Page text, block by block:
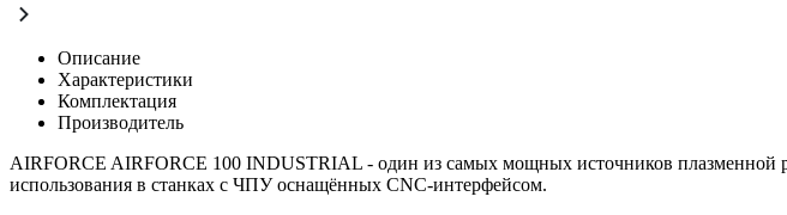
Описание
Характеристики
Комплектация
Производитель
AIRFORCE AIRFORCE 100 INDUSTRIAL - один из самых мощных источников плазменной
использования в станках с ЧПУ оснащённых CNC-интерфейсом.